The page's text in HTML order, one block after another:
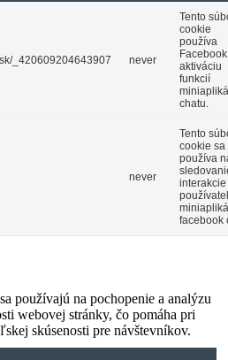
_420609204643907 never
Tento
cookie
používa
aktiváciu
funkcií
chatu.
never
Tento
cookie sa
používa
interakcie
facebook
používajú na pochopenie a analýzu
webovej stránky, čo pomáha pri
skúsenosti pre návštevníkov.